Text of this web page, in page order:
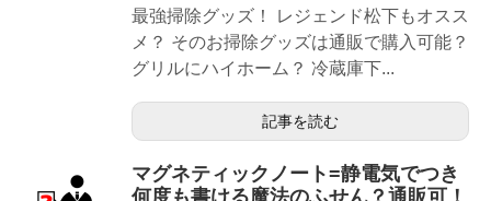
最強掃除グッズ！ レジェンド松下もオスス
メ？ そのお掃除グッズは通販で購入可能？
グリルにハイホーム？ 冷蔵庫下...
記事を読む
マグネティックノート=静電気でつき
何度も書ける魔法のふせん？通販可！